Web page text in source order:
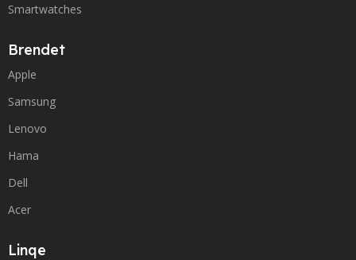
Smartwatches
Brendet
Apple
Samsung
Lenovo
Hama
Dell
Acer
Linqe